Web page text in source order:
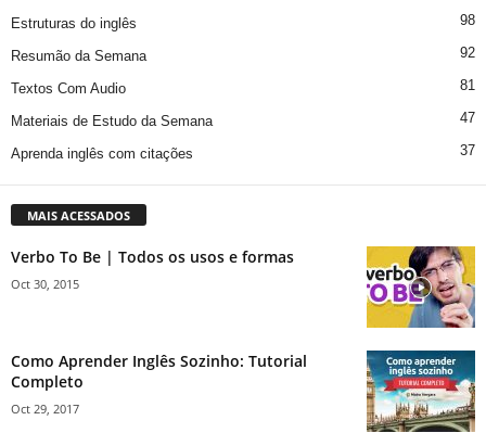
Estruturas do inglês 98
Resumão da Semana 92
Textos Com Audio 81
Materiais de Estudo da Semana 47
Aprenda inglês com citações 37
MAIS ACESSADOS
Verbo To Be | Todos os usos e formas
Oct 30, 2015
Como Aprender Inglês Sozinho: Tutorial
Completo
Oct 29, 2017